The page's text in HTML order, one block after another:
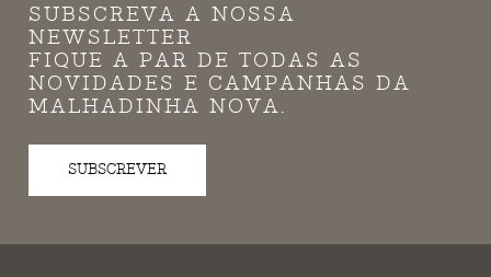
SUBSCREVA A NOSSA
NEWSLETTER
FIQUE A PAR DE TODAS AS
NOVIDADES E CAMPANHAS DA
MALHADINHA NOVA.
SUBSCREVER